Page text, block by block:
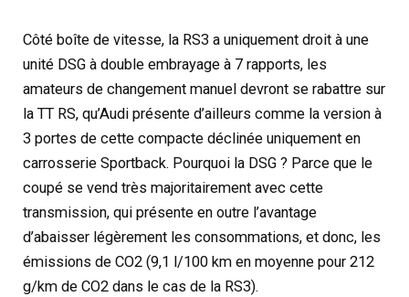
Côté boîte de vitesse, la RS3 a uniquement droit à une
unité DSG à double embrayage à 7 rapports, les
amateurs de changement manuel devront se rabattre sur
la TT RS, qu’Audi présente d’ailleurs comme la version à
3 portes de cette compacte déclinée uniquement en
carrosserie Sportback. Pourquoi la DSG ? Parce que le
coupé se vend très majoritairement avec cette
transmission, qui présente en outre l’avantage
d’abaisser légèrement les consommations, et donc, les
émissions de CO2 (9,1 l/100 km en moyenne pour 212
g/km de CO2 dans le cas de la RS3).